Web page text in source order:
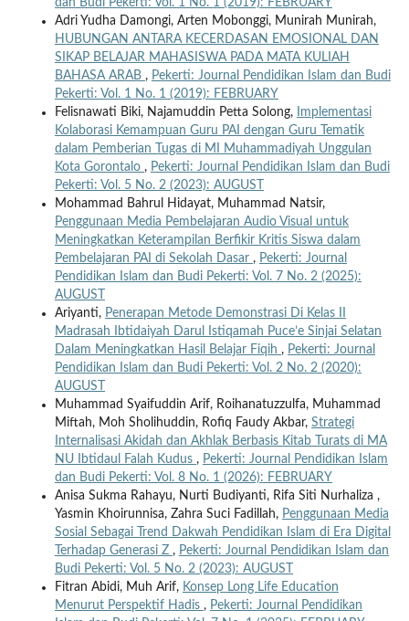
Adri Yudha Damongi, Arten Mobonggi, Munirah Munirah,
HUBUNGAN ANTARA KECERDASAN EMOSIONAL DAN
SIKAP BELAJAR MAHASISWA PADA MATA KULIAH
BAHASA ARAB , Pekerti: Journal Pendidikan Islam dan Budi
Pekerti: Vol. 1 No. 1 (2019): FEBRUARY
Felisnawati Biki, Najamuddin Petta Solong,
Implementasi
Kolaborasi Kemampuan Guru PAI dengan Guru Tematik
dalam Pemberian Tugas di MI Muhammadiyah Unggulan
Kota Gorontalo , Pekerti: Journal Pendidikan Islam dan Budi
Pekerti: Vol. 5 No. 2 (2023): AUGUST
Mohammad Bahrul Hidayat, Muhammad Natsir,
Penggunaan Media Pembelajaran Audio Visual untuk
Meningkatkan Keterampilan Berfikir Kritis Siswa dalam
Pembelajaran PAI di Sekolah Dasar , Pekerti: Journal
Pendidikan Islam dan Budi Pekerti: Vol. 7 No. 2 (2025):
AUGUST
Ariyanti, Penerapan Metode Demonstrasi Di Kelas II
Madrasah Ibtidaiyah Darul Istiqamah Puce’e Sinjai Selatan
Dalam Meningkatkan Hasil Belajar Fiqih , Pekerti: Journal
Pendidikan Islam dan Budi Pekerti: Vol. 2 No. 2 (2020):
AUGUST
Muhammad Syaifuddin Arif, Roihanatuzzulfa, Muhammad
Miftah, Moh Sholihuddin, Rofiq Faudy Akbar, Strategi
Internalisasi Akidah dan Akhlak Berbasis Kitab Turats di MA
NU Ibtidaul Falah Kudus , Pekerti: Journal Pendidikan Islam
dan Budi Pekerti: Vol. 8 No. 1 (2026): FEBRUARY
Anisa Sukma Rahayu, Nurti Budiyanti, Rifa Siti Nurhaliza ,
Yasmin Khoirunnisa, Zahra Suci Fadillah, Penggunaan Media
Sosial Sebagai Trend Dakwah Pendidikan Islam di Era Digital
Terhadap Generasi Z , Pekerti: Journal Pendidikan Islam dan
Budi Pekerti: Vol. 5 No. 2 (2023): AUGUST
Fitran Abidi, Muh Arif, Konsep Long Life Education
Menurut Perspektif Hadis , Pekerti: Journal Pendidikan